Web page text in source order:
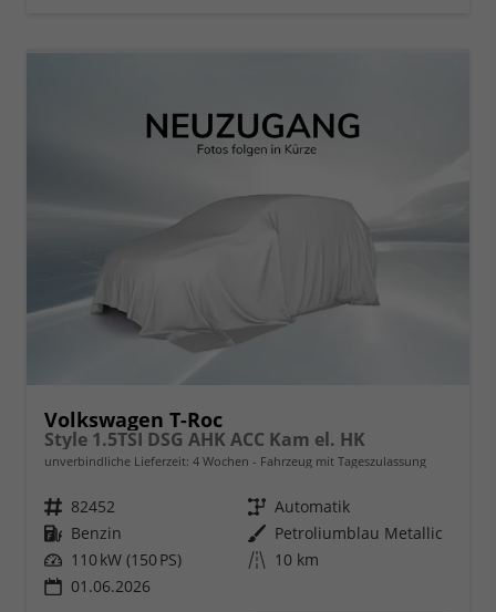
Volkswagen T-Roc
Style 1.5TSI DSG AHK ACC Kam el. HK
unverbindliche Lieferzeit: 4 Wochen Fahrzeug mit Tageszulassung
Fahrzeugnr. 82452 Getriebe Automatik
Kraftstoff Benzin Außenfarbe Petroliumblau Metallic
Leistung 110 kW (150 PS) Kilometerstand 10 km
01.06.2026